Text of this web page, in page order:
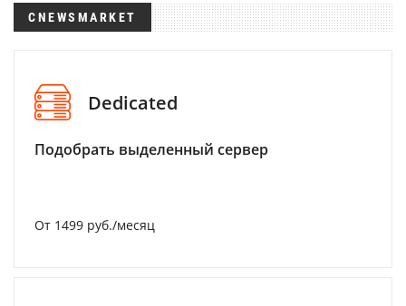
CNEWSMARKET
Dedicated
Подобрать выделенный сервер
От 1499 руб./месяц